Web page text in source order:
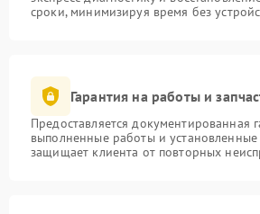
сроки, минимизируя время без
Гарантия на работы и
Предоставляется документированная
выполненные работы и установленные
защищает клиента от повторных